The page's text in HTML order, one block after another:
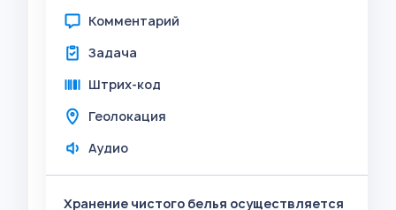
Комментарий
Задача
Штрих-код
Геолокация
Аудио
Хранение чистого белья осуществляется